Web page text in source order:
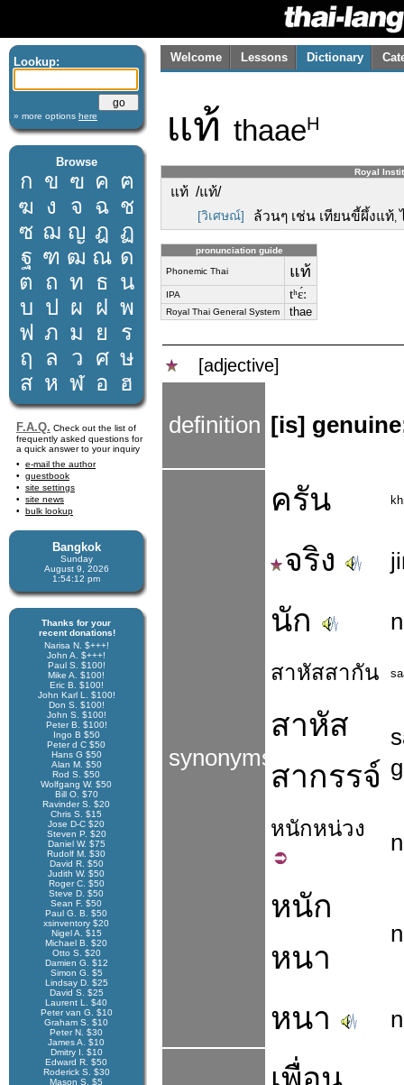
Lookup:
» more options here
Browse
ก ข ฃ ค ฅ
ฆ ง จ ฉ ช
ซ ฌ ญ ฎ ฏ
ฐ ฑ ฒ ณ ด
ต ถ ท ธ น
บ ป ผ ฝ พ
ฟ ภ ม ย
ร
ฤ
ล ว ศ ษ
ส ห ฬ อ ฮ
F.A.Q. Check out the list of
frequently asked questions for
a quick answer to your inquiry
e-mail the author
guestbook
site settings
site news
bulk lookup
Bangkok
Sunday
August 9, 2026
1:54:13 pm
Thanks for your
recent donations!
Narisa N. $+++!
John A. $+++!
Paul S. $100!
Mike A. $100!
Eric B. $100!
John Karl L. $100!
Don S. $100!
John S. $100!
Peter B. $100!
Ingo B $50
Peter d C $50
Hans G $50
Alan M. $50
Rod S. $50
Wolfgang W. $50
Bill O. $70
Ravinder S. $20
Chris S. $15
Jose D-C $20
Steven P. $20
Daniel W. $75
Rudolf M. $30
David R. $50
Judith W. $50
Roger C. $50
Steve D. $50
Sean F. $50
Paul G. B. $50
xsinventory $20
Nigel A. $15
Michael B. $20
Otto S. $20
Damien G. $12
Simon G. $5
Lindsay D. $25
David S. $25
Laurent L. $40
Peter van G. $10
Graham S. $10
Peter N. $30
James A. $10
Dmitry I. $10
Edward R. $50
Roderick S. $30
Mason S. $5
Welcome Lessons Dictionary
แท้ thaaeH
Royal
แท้ /แท้/
[วิเศษณ์] ล้วนๆ เช่น เทียนขี้ผึ้งแท้,
pronunciation guide
Phonemic Thai แท้
IPA tʰɛ́ː
Royal Thai General System thae
[adjective]
definition [is]
synonyms
ครัน
จริง
นัก
สาหัสสากัน
สาหัส
สากรรจ์
หนักหน่วง
หนัก
หนา
หนา